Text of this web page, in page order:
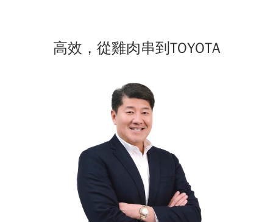
高效，從雞肉串到TOYOTA